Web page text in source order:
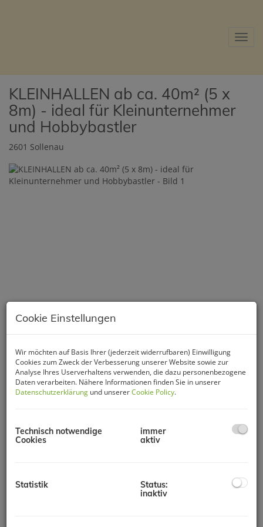
KLEINHALLEN ab ca. 40m² (5 x
8m) - ideal für Kleinunternehmer
und Hobbybastler
2601 Sollenau
KLEINHALLEN ab
Cookie Einstellungen
Wir möchten auf Basis Ihrer (jederzeit widerrufbaren) Einwilligung
Cookies zum Zweck der Verbesserung unserer Website sowie zur
Analyse Ihres Userverhaltens verwenden, die dazu personenbezogene
Daten verarbeiten. Nähere Informationen finden Sie in unserer
Datenschutzerklärung und unsererCookie Policy.
Technisch notwendige
Cookies
immer
aktiv
Statistik
Status:
inaktiv